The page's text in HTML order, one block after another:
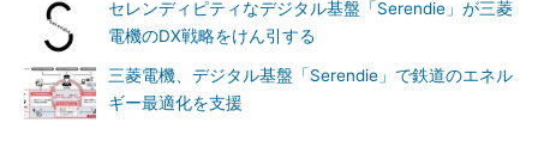
セレンディピティなデジタル基盤「Serendie」が三菱
電機のDX戦略をけん引する
三菱電機、デジタル基盤「Serendie」で鉄道のエネル
ギー最適化を支援